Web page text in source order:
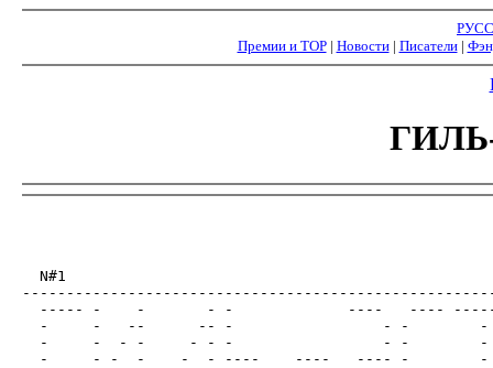
Премии и ТОР| Новости| Писатели|